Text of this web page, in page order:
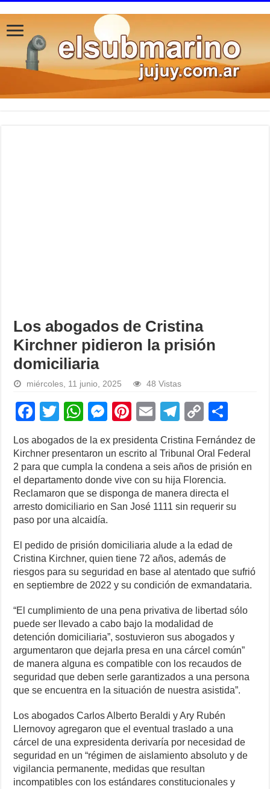
Los abogados de Cristina
Kirchner pidieron la prisión
domiciliaria
miércoles, 11 junio, 2025 48 Vistas
F
a
c
e
b
o
o
k
T
wi
tt
er
W
h
at
s
A
p
p
M
ss
e
n
g
Pi
nt
er
e
st
E
m
ail
T
el
e
gr
a
m
C
p
y
Li
n
h
ar
e
Los abogados de la ex presidenta Cristina Fernández de
Kirchner presentaron un escrito al Tribunal Oral Federal
2 para que cumpla la condena a seis años de prisión en
el departamento donde vive con su hija Florencia.
Reclamaron que se disponga de manera directa el
arresto domiciliario en San José 1111 sin requerir su
paso por una alcaidía.
El pedido de prisión domiciliaria alude a la edad de
Cristina Kirchner, quien tiene 72 años, además de
riesgos para su seguridad en base al atentado que sufrió
en septiembre de 2022 y su condición de exmandataria.
“El cumplimiento de una pena privativa de libertad sólo
puede ser llevado a cabo bajo la modalidad de
detención domiciliaria”, sostuvieron sus abogados y
argumentaron que dejarla presa en una cárcel común”
de manera alguna es compatible con los recaudos de
seguridad que deben serle garantizados a una persona
que se encuentra en la situación de nuestra asistida”.
Los abogados Carlos Alberto Beraldi y Ary Rubén
Llernovoy agregaron que el eventual traslado a una
cárcel de una expresidenta derivaría por necesidad de
seguridad en un “régimen de aislamiento absoluto y de
vigilancia permanente, medidas que resultan
incompatibles con los estándares constitucionales y